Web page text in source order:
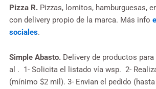
Pizza R. Pizzas, lomitos, hamburguesas,
con delivery propio de la marca. Más info
sociales.
Simple Abasto. Delivery de productos
al . 1- Solicita el listado vía wsp. 2-
(mínimo $2 mil). 3- Envian el pedido